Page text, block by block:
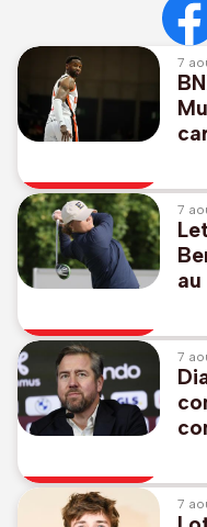
7
7
7
7